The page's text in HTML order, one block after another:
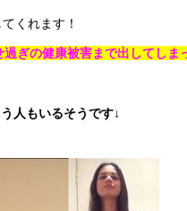
くれます！
過ぎの健康被害まで出してしま
人もいるそうです↓